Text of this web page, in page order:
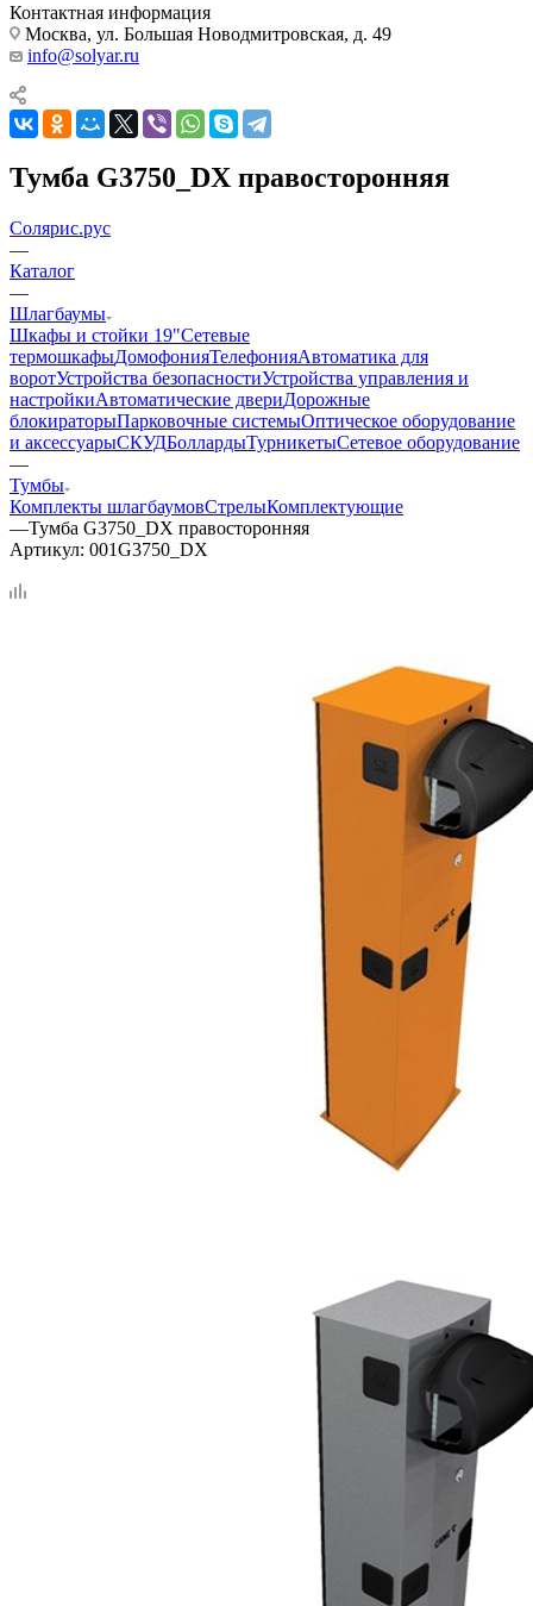
Контактная информация
Москва, ул. Большая Новодмитровская, д. 49
info@solyar.ru
Тумба G3750_DX правосторонняя
Солярис.рус
—
Каталог
—
Шлагбаумы
Шкафы и стойки 19"Сетевые
термошкафыДомофонияТелефонияАвтоматика для
воротУстройства безопасностиУстройства управления и
настройкиАвтоматические двериДорожные
блокираторыПарковочные системыОптическое оборудование
и аксессуарыСКУДБоллардыТурникетыСетевое оборудование
—
Тумбы
Комплекты шлагбаумовСтрелыКомплектующие
—Тумба G3750_DX правосторонняя
Артикул: 001G3750_DX